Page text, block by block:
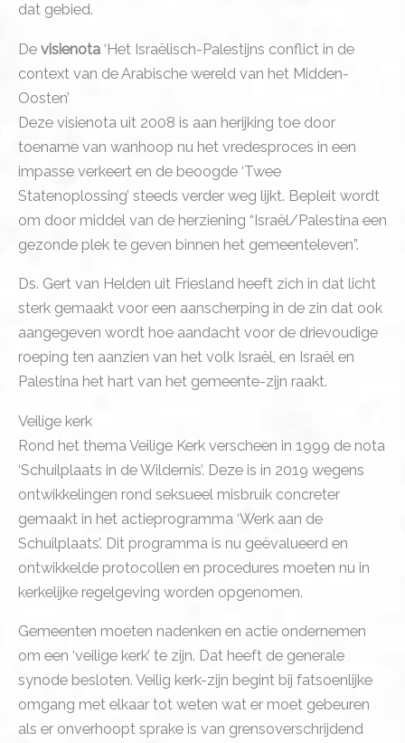
dat gebied.
De visienota ‘Het Israëlisch-Palestijns conflict in de
context van de Arabische wereld van het Midden-
Oosten’
Deze visienota uit 2008 is aan herijking toe door
toename van wanhoop nu het vredesproces in een
impasse verkeert en de beoogde ‘Twee
Statenoplossing’ steeds verder weg lijkt. Bepleit wordt
om door middel van de herziening “Israël/Palestina een
gezonde plek te geven binnen het gemeenteleven”.
Ds. Gert van Helden uit Friesland heeft zich in dat licht
sterk gemaakt voor een aanscherping in de zin dat ook
aangegeven wordt hoe aandacht voor de drievoudige
roeping ten aanzien van het volk Israël, en Israël en
Palestina het hart van het gemeente-zijn raakt.
Veilige kerk
Rond het thema Veilige Kerk verscheen in 1999 de nota
‘Schuilplaats in de Wildernis’. Deze is in 2019 wegens
ontwikkelingen rond seksueel misbruik concreter
gemaakt in het actieprogramma ‘Werk aan de
Schuilplaats’. Dit programma is nu geëvalueerd en
ontwikkelde protocollen en procedures moeten nu in
kerkelijke regelgeving worden opgenomen.
Gemeenten moeten nadenken en actie ondernemen
om een ‘veilige kerk’ te zijn. Dat heeft de generale
synode besloten. Veilig kerk-zijn begint bij fatsoenlijke
omgang met elkaar tot weten wat er moet gebeuren
als er onverhoopt sprake is van grensoverschrijdend